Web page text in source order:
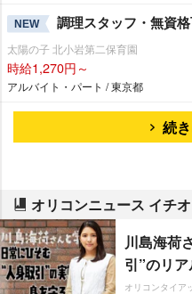
NEW 調理スタッフ・無資
太陽の子 北小岩第二保育園
時給1,270円～
アルバイト・パート / 東京都
続
オリコンニュース イチ
川島海荷
引”のリ
オリコンタイア